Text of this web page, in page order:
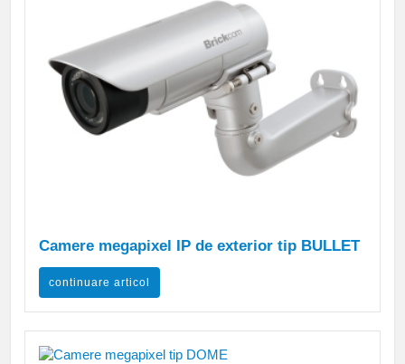
Camere megapixel IP de exterior tip BULLET
continuare articol